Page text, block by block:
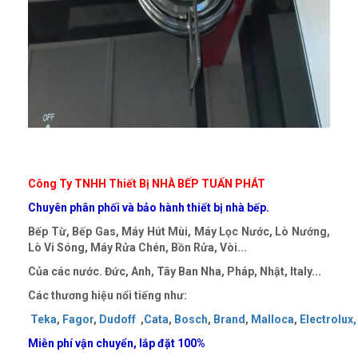
Công Ty TNHH Thiết Bị NHÀ BẾP TUẤN PHÁT
Chuyên phân phối và bảo hành thiết bị nhà bếp.
Bếp Từ, Bếp Gas, Máy Hút Mùi, Máy Lọc Nước, Lò Nướng,
Lò Vi Sóng, Máy Rửa Chén, Bồn Rửa, Vòi...
Của các nước. Đức, Anh, Tây Ban Nha, Pháp, Nhật, Italy...
Các thương hiệu nổi tiếng như:
Teka, Fagor, Dudoff ,Cata, Bosch, Brand, Malloca, Electrolux,
Miễn phí vận chuyển, lắp đặt 100%